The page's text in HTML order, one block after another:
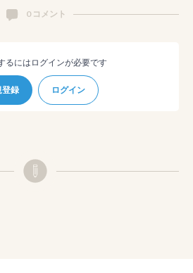
0 コメント
るにはログインが必要です
登録 ログイン